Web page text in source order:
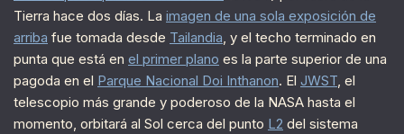
Tierra hace dos días. La imagen de una sola exposición de
arriba fue tomada desde Tailandia, y el techo terminado en
punta que está en el primer plano es la parte superior de una
pagoda en el Parque Nacional Doi Inthanon. El JWST, el
telescopio más grande y poderoso de la NASA hasta el
momento, orbitará al Sol cerca del punto L2 del sistema